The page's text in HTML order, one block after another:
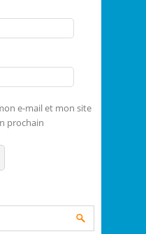
e-mail et mon site
prochain